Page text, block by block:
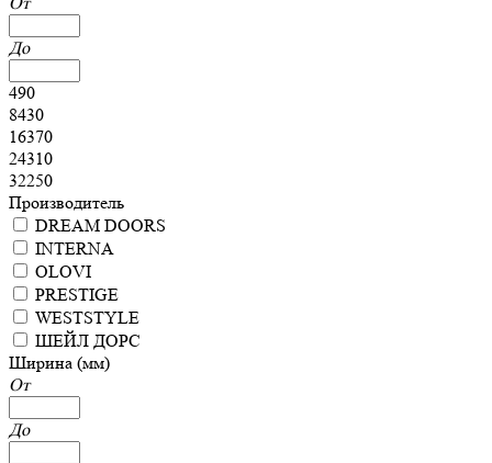
До
490
8430
16370
24310
32250
Производитель
DREAM DOORS
INTERNA
OLOVI
PRESTIGE
WESTSTYLE
ШЕЙЛ ДОРС
Ширина (мм)
От
До